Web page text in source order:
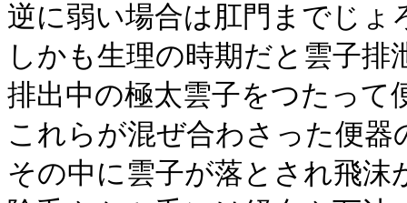
逆に弱い場合は肛門までじょ
しかも生理の時期だと雲子
排出中の極太雲子をつたって
これらが混ぜ合わさった便器
その中に雲子が落とされ飛